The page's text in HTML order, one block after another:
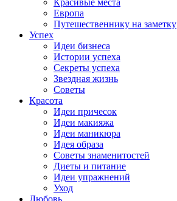
Красивые места
Европа
Путешественнику на заметку
Успех
Идеи бизнеса
Истории успеха
Секреты успеха
Звездная жизнь
Советы
Красота
Идеи причесок
Идеи макияжа
Идеи маникюра
Идея образа
Советы знаменитостей
Диеты и питание
Идеи упражнений
Уход
Любовь